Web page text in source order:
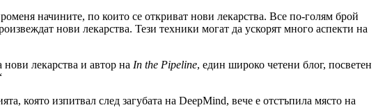
начините, по които се откриват нови лекарства. Все по-голям брой
нови лекарства. Тези техники могат да ускорят много аспекти на
лекарства и автор на In the Pipeline, един широко четени блог, посветен
която изпитвал след загубата на DeepMind, вече е отстъпила място на